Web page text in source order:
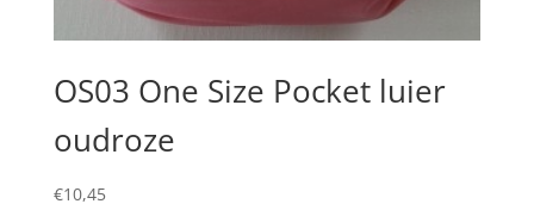
OS03 One Size Pocket luier
oudroze
€10,45